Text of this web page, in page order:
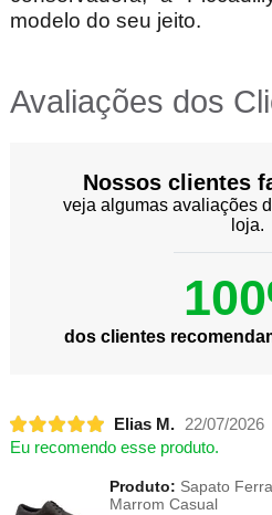
modelo do seu jeito.
Avaliações dos
Nossos clientes
veja algumas avaliações
loja.
dos clientes
Elias M.
22/07/2026
Eu recomendo esse produto.
Produto: Sapato
Marrom Casual